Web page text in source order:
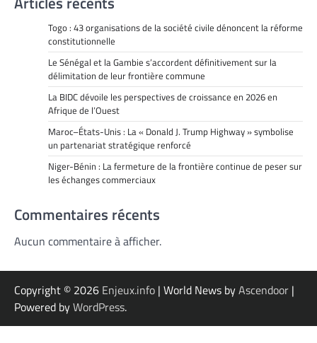
Togo : 43 organisations de la société civile dénoncent la réforme
constitutionnelle
Le Sénégal et la Gambie s’accordent définitivement sur la
délimitation de leur frontière commune
La BIDC dévoile les perspectives de croissance en 2026 en
Afrique de l’Ouest
Maroc–États-Unis : La « Donald J. Trump Highway » symbolise
un partenariat stratégique renforcé
Niger-Bénin : La fermeture de la frontière continue de peser sur
les échanges commerciaux
Commentaires récents
Aucun commentaire à afficher.
Copyright © 2026 Enjeux.info | World News byAscendoor |
Powered byWordPress.